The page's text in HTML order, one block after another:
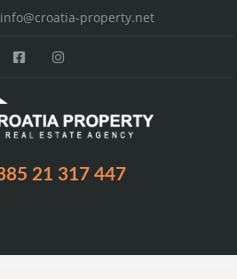
info@croatia-property.net
21 317 447